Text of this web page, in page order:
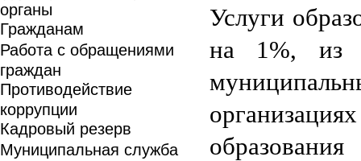
органы
Гражданам
Работа с обращениями
граждан
Противодействие
коррупции
Кадровый резерв
Муниципальная служба
Услуги
на 1%, из